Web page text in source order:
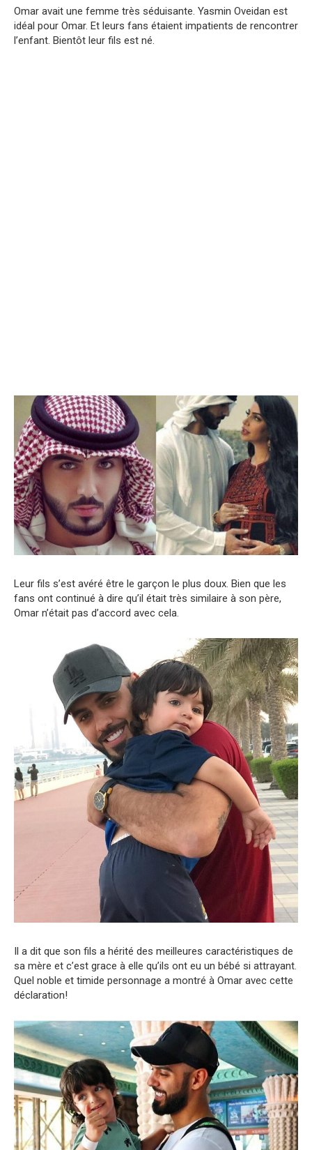
Omar avait une femme très séduisante. Yasmin Oveidan est
idéal pour Omar. Et leurs fans étaient impatients de rencontrer
l’enfant. Bientôt leur fils est né.
Leur fils s’est avéré être le garçon le plus doux. Bien que les
fans ont continué à dire qu’il était très similaire à son père,
Omar n’était pas d’accord avec cela.
Il a dit que son fils a hérité des meilleures caractéristiques de
sa mère et c’est grace à elle qu’ils ont eu un bébé si attrayant.
Quel noble et timide personnage a montré à Omar avec cette
déclaration!